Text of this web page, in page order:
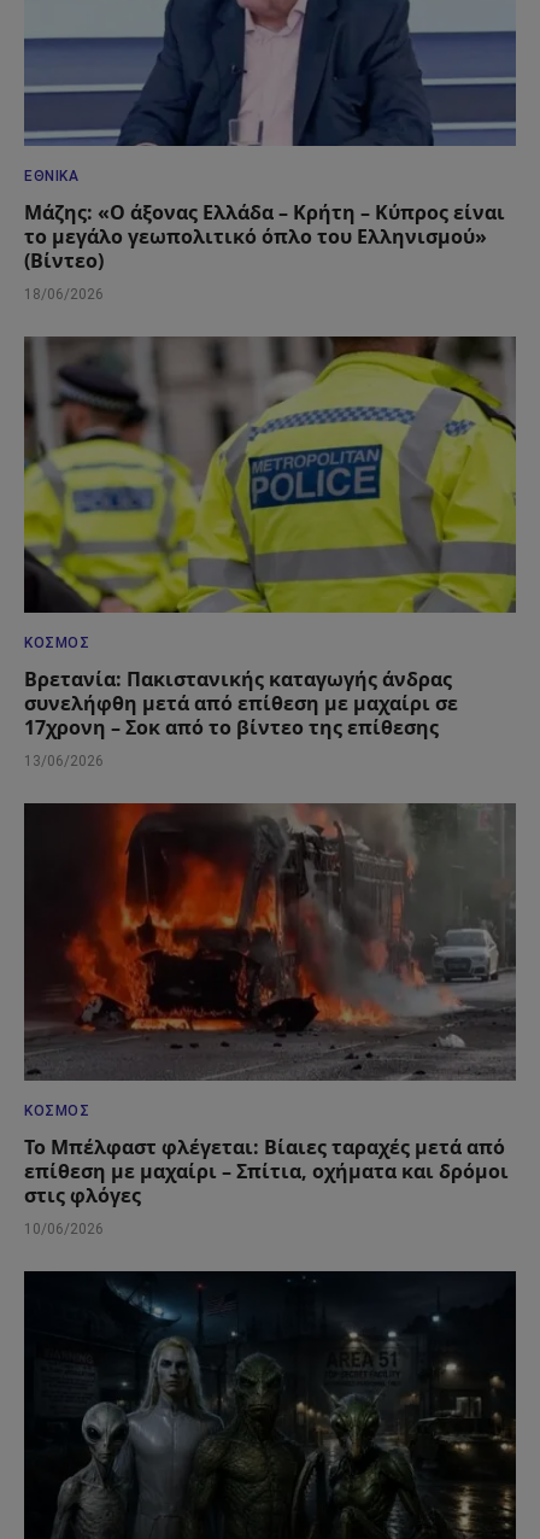
ΕΘΝΙΚΆ
Μάζης: «Ο άξονας Ελλάδα – Κρήτη – Κύπρος είναι
το μεγάλο γεωπολιτικό όπλο του Ελληνισμού»
(Βίντεο)
18/06/2026
ΚΌΣΜΟΣ
Βρετανία: Πακιστανικής καταγωγής άνδρας
συνελήφθη μετά από επίθεση με μαχαίρι σε
17χρονη – Σοκ από το βίντεο της επίθεσης
13/06/2026
ΚΌΣΜΟΣ
Το Μπέλφαστ φλέγεται: Βίαιες ταραχές μετά από
επίθεση με μαχαίρι – Σπίτια, οχήματα και δρόμοι
στις φλόγες
10/06/2026